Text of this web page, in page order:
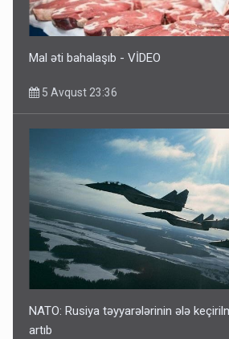
Mal əti bahalaşıb - VİDEO
5 Avqust 23:36
NATO: Rusiya təyyarələrinin ələ
artıb